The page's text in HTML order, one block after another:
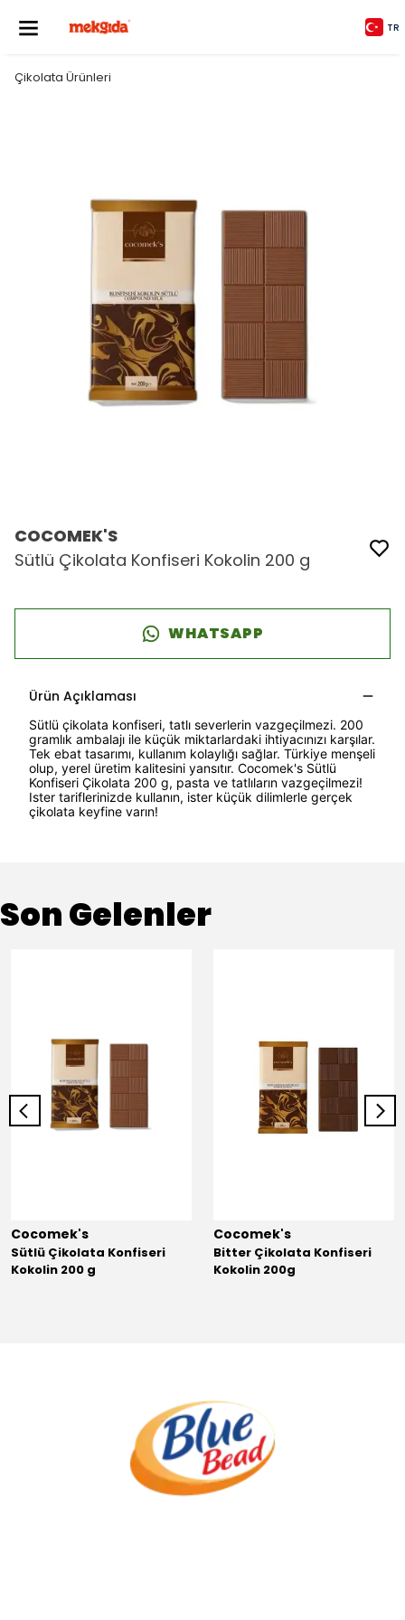
TR
Çikolata Ürünleri
COCOMEK'S
Sütlü Çikolata Konfiseri Kokolin 200 g
WHATSAPP
Ürün Açıklaması
Sütlü çikolata konfiseri, tatlı severlerin vazgeçilmezi. 200
gramlık ambalajı ile küçük miktarlardaki ihtiyacınızı karşılar.
Tek ebat tasarımı, kullanım kolaylığı sağlar. Türkiye menşeli
olup, yerel üretim kalitesini yansıtır. Cocomek's Sütlü
Konfiseri Çikolata 200 g, pasta ve tatlıların vazgeçilmezi!
Ister tariflerinizde kullanın, ister küçük dilimlerle gerçek
çikolata keyfine varın!
Son Gelenler
Cocomek's
Sütlü Çikolata Konfiseri
Kokolin 200 g
Cocomek's
Bitter Çikolata Konfiseri
Kokolin 200g